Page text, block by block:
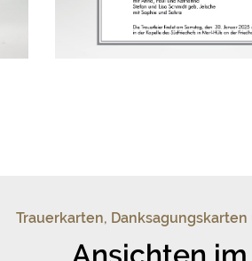
Trauerkarten,